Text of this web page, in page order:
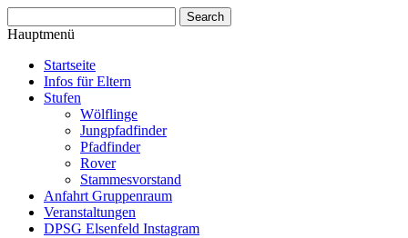
Hauptmenü
Startseite
Infos für Eltern
Stufen
Wölflinge
Jungpfadfinder
Pfadfinder
Rover
Stammesvorstand
Anfahrt Gruppenraum
Veranstaltungen
DPSG Elsenfeld Instagram